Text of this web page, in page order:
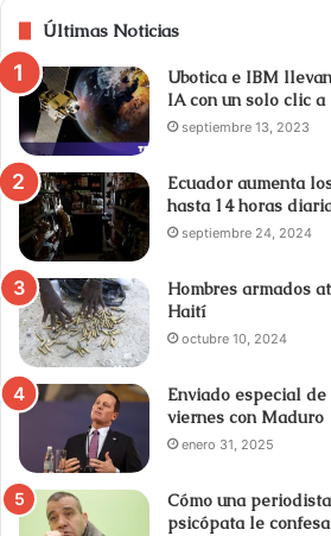
Últimas Noticias
Ubotica e IBM
IA con un solo clic
septiembre 13, 2023
Ecuador aumenta
hasta 14 horas
septiembre 24, 2024
Hombres armados
Haití
octubre 10, 2024
Enviado especial
viernes con Maduro
enero 31, 2025
Cómo una
psicópata le